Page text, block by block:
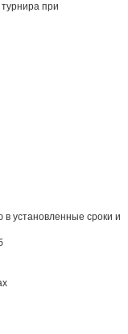
при
установленные сроки и